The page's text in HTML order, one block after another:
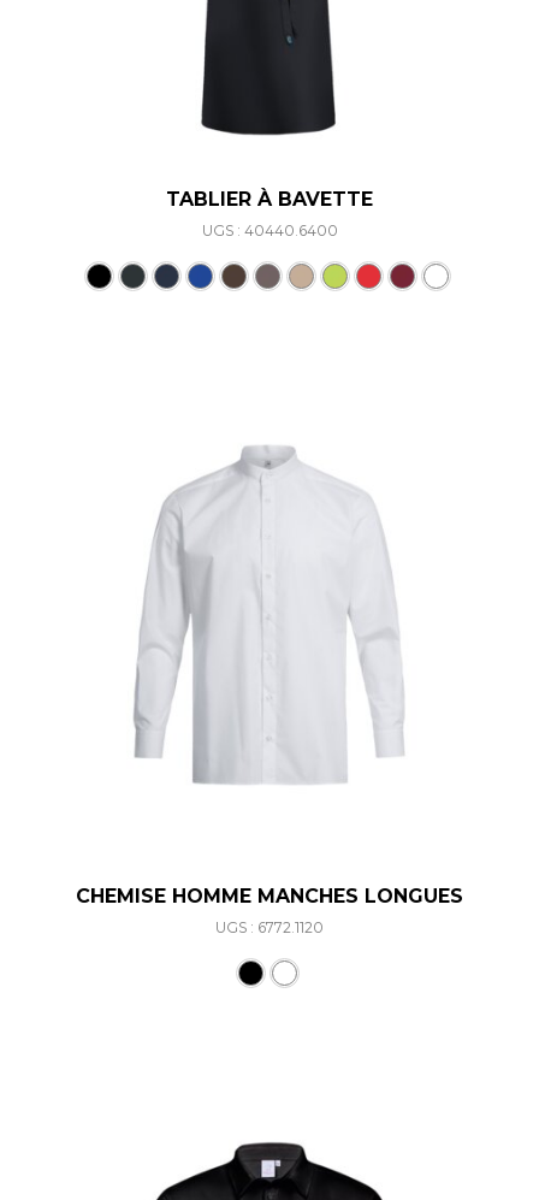
TABLIER À BAVETTE
UGS : 40440.6400
CHEMISE HOMME MANCHES LONGUES
UGS : 6772.1120